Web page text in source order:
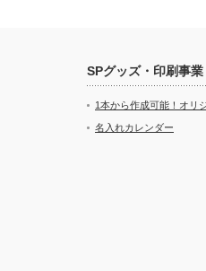
SPグッズ・印刷事業
1本から作成可能！オリ
名入れカレンダー